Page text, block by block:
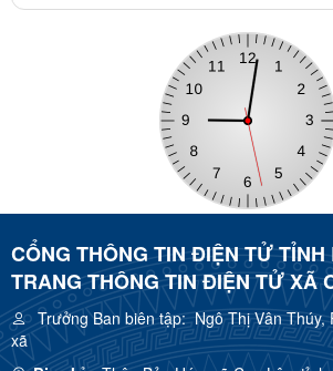
CỔNG THÔNG TIN ĐIỆN TỬ
TRANG THÔNG TIN ĐIỆN TỬ XÃ
Trưởng Ban biên tập:Ngô Thị Vân Thúy,
xã